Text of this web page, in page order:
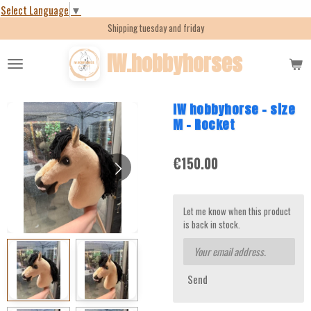
Select Language ▼
Skip
content
IW.hobbyhorses
Shipping tuesday and friday
IW hobbyhorse - size
M - Rocket
€150.00
Let me know when this product
is back in stock.
Send